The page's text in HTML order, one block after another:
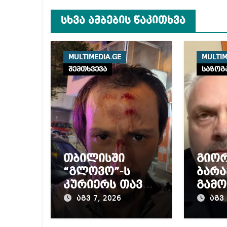
სხვა ამბების წაკითხვა
MULTIMEDIA.GE
შემთხვევა
თბილისში
“გლოვო”-ს
კურიერს თავს
დაესხნენ
აგვ 7, 2026 აგვ